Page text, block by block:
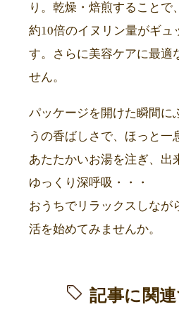
り。乾燥・焙煎することで
約10倍のイヌリン量がギュ
す。さらに美容ケアに最適
せん。
パッケージを開けた瞬間に
うの香ばしさで、ほっと一
あたたかいお湯を注ぎ、出
ゆっくり深呼吸・・・
おうちでリラックスしなが
活を始めてみませんか。
記事に関